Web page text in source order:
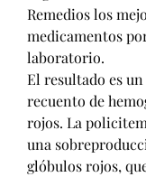
Remedios los
medicamentos
laboratorio.
El resultado es
recuento de
rojos. La
una
glóbulos rojos,